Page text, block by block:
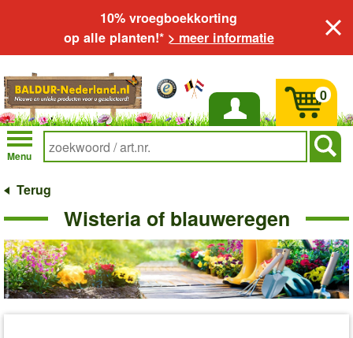
10% vroegboekkorting
op alle planten!* > meer informatie
Inloggen
Menu
0
Terug
Wisteria of blauweregen